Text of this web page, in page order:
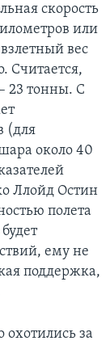
скорость
или
вес
Считается,
23 тонны. С
(для
около 40
Ллойд Остин
полета
ему не
поддержка,
за